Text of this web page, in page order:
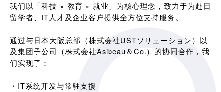
我们以「科技 × 教育 × 就业」为核心理念，致力于为赴日
留学者、IT人才及企业客户提供全方位支持服务。
通过与日本大阪总部（株式会社USTソリューション）以
及集团子公司（株式会社Asibeau＆Co.）的协同合作，我
们实现了：
・IT系统开发与常驻支援